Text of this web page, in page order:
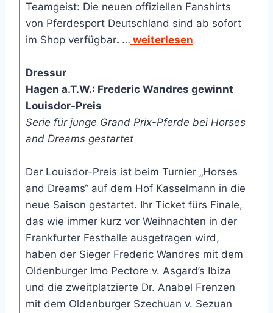
Teamgeist: Die neuen offiziellen Fanshirts
von Pferdesport Deutschland sind ab sofort
im Shop verfügbar. … weiterlesen
Dressur
Hagen a.T.W.: Frederic Wandres gewinnt
Louisdor-Preis
Serie für junge Grand Prix-Pferde bei Horses
and Dreams gestartet
Der Louisdor-Preis ist beim Turnier „Horses
and Dreams“ auf dem Hof Kasselmann in die
neue Saison gestartet. Ihr Ticket fürs Finale,
das wie immer kurz vor Weihnachten in der
Frankfurter Festhalle ausgetragen wird,
haben der Sieger Frederic Wandres mit dem
Oldenburger Imo Pectore v. Asgard’s Ibiza
und die zweitplatzierte Dr. Anabel Frenzen
mit dem Oldenburger Szechuan v. Sezuan